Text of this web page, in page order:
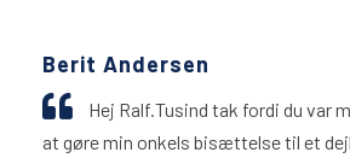
fordi du var med til
til et dejlig